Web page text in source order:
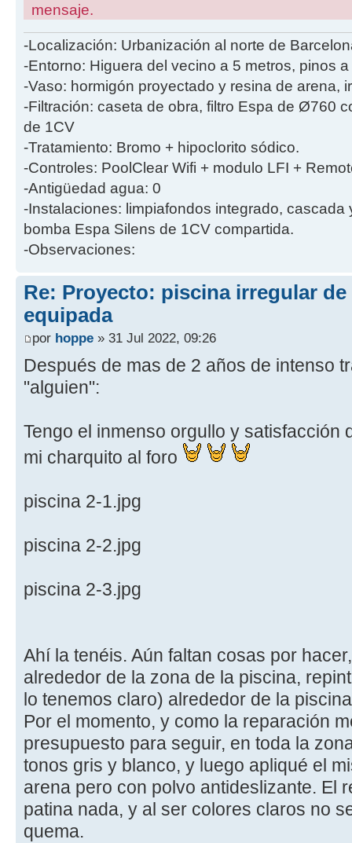
mensaje.
-Localización: Urbanización al norte de
-Entorno: Higuera del vecino a 5 metros, pinos
-Vaso: hormigón proyectado y resina de arena,
-Filtración: caseta de obra, filtro Espa de Ø760
de 1CV
-Tratamiento: Bromo + hipoclorito sódico.
-Controles: PoolClear Wifi + modulo LFI +
-Antigüedad agua: 0
-Instalaciones: limpiafondos integrado,
bomba Espa Silens de 1CV compartida.
-Observaciones:
Re: Proyecto: piscina irregular
equipada
por hoppe » 31 Jul 2022, 09:26
Después de mas de 2 años de intenso
"alguien":
Tengo el inmenso orgullo y satisfacción
mi charquito al foro
piscina 2-1.jpg
piscina 2-2.jpg
piscina 2-3.jpg
Ahí la tenéis. Aún faltan cosas por
alrededor de la zona de la piscina,
lo tenemos claro) alrededor de la
Por el momento, y como la reparación
presupuesto para seguir, en toda la
tonos gris y blanco, y luego apliqué el
arena pero con polvo antideslizante. El
patina nada, y al ser colores claros no
quema.